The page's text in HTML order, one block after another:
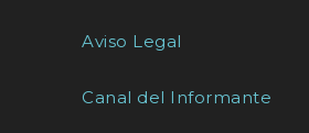
Aviso Legal
Canal del Informante